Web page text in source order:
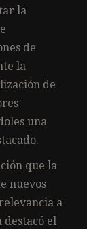
la
de
la
de
una
que la
nuevos
a
destacó el